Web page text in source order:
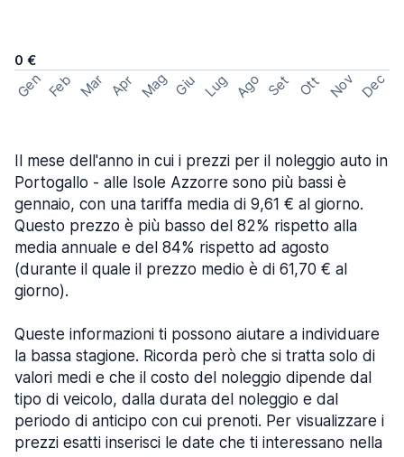
0 €
Gen Feb Mar Apr Mag Giu Lug Ago Set Ott Nov Dec
Il mese dell'anno in cui i prezzi per il noleggio auto in
Portogallo - alle Isole Azzorre sono più bassi è
gennaio, con una tariffa media di 9,61 € al giorno.
Questo prezzo è più basso del 82% rispetto alla
media annuale e del 84% rispetto ad agosto
(durante il quale il prezzo medio è di 61,70 € al
giorno).
Queste informazioni ti possono aiutare a individuare
la bassa stagione. Ricorda però che si tratta solo di
valori medi e che il costo del noleggio dipende dal
tipo di veicolo, dalla durata del noleggio e dal
periodo di anticipo con cui prenoti. Per visualizzare i
prezzi esatti inserisci le date che ti interessano nella